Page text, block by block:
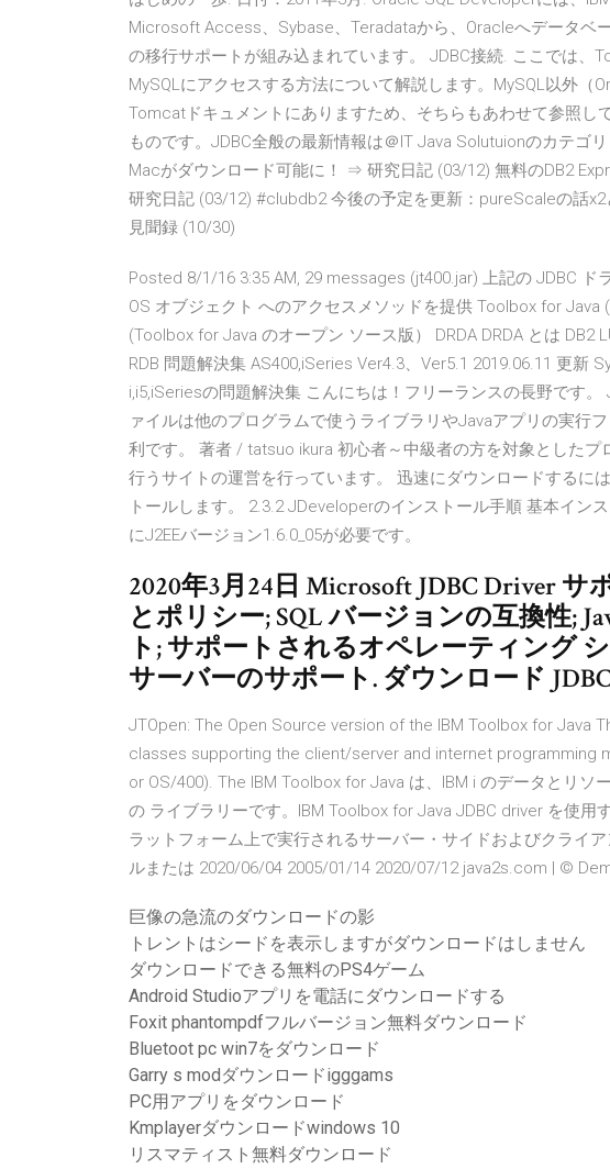
Microsoft Access、Sybase、Teradataから、Oracleへデータベ
の移行サポートが組み込まれています。 JDBC接続. ここでは、
MySQLにアクセスする方法について解説します。MySQL以外（
Tomcatドキュメントにありますため、そちらもあわせて参照し
ものです。JDBC全般の最新情報は＠IT Java Solutuionのカテゴ
Macがダウンロード可能に！ ⇒ 研究日記 (03/12) 無料のDB2
研究日記 (03/12) #clubdb2 今後の予定を更新：pureScaleの話
見聞録 (10/30)
Posted 8/1/16 3:35 AM, 29 messages (jt400.jar) 上記の JDBC ド
OS オブジェクト へのアクセスメソッドを提供 Toolbox for Java
(Toolbox for Java のオープン ソース版） DRDA DRDA とは DB2
RDB 問題解決集 AS400,iSeries Ver4.3、Ver5.1 2019.06.11 更新
i,i5,iSeriesの問題解決集 こんにちは！フリーランスの長野です
ァイルは他のプログラムで使うライブラリやJavaアプリの実行
利です。 著者 / tatsuo ikura 初心者～中級者の方を対象とした
行うサイトの運営を行っています。 迅速にダウンロードするに
トールします。 2.3.2 JDeveloperのインストール手順 基本イン
にJ2EEバージョン1.6.0_05が必要です。
2020年3月24日 Microsoft JDBC Driver
とポリシー; SQL バージョンの互換性;
ト; サポートされるオペレーティング
サーバーのサポート. ダウンロード
JTOpen: The Open Source version of the IBM Toolbox for Java
classes supporting the client/server and internet programming
or OS/400). The IBM Toolbox for Java は、IBM i のデータとリソ
の ライブラリーです。IBM Toolbox for Java JDBC driver を使用
ラットフォーム上で実行されるサーバー・サイドおよびクライ
ルまたは 2020/06/04 2005/01/14 2020/07/12 java2s.com | ©
巨像の急流のダウンロードの影
トレントはシードを表示しますがダウンロードはしません
ダウンロードできる無料のPS4ゲーム
Android Studioアプリを電話にダウンロードする
Foxit phantompdfフルバージョン無料ダウンロード
Bluetoot pc win7をダウンロード
Garry s modダウンロードigggams
PC用アプリをダウンロード
Kmplayerダウンロードwindows 10
リスマティスト無料ダウンロード